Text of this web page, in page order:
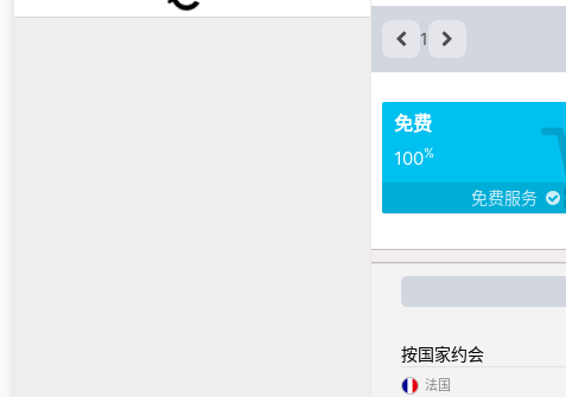
1
免费
100%
免费服务
按国家约会
法国